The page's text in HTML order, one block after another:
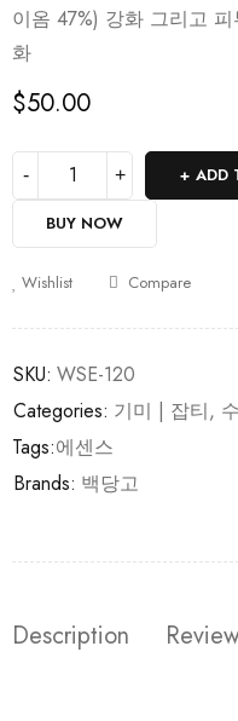
이옴 47%) 강화 그리고
화
$50.00
ADD
BUY NOW
Wishlist Compare
SKU: WSE-120
Categories: 기미 | 잡티,
Tags:에센스
Brands: 백당고
Description